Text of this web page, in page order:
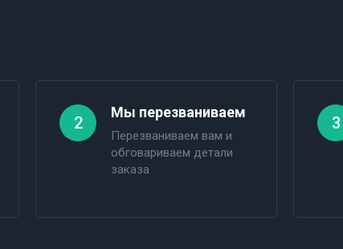
2
Мы перезваниваем
Перезваниваем вам и
обговариваем детали
заказа
3